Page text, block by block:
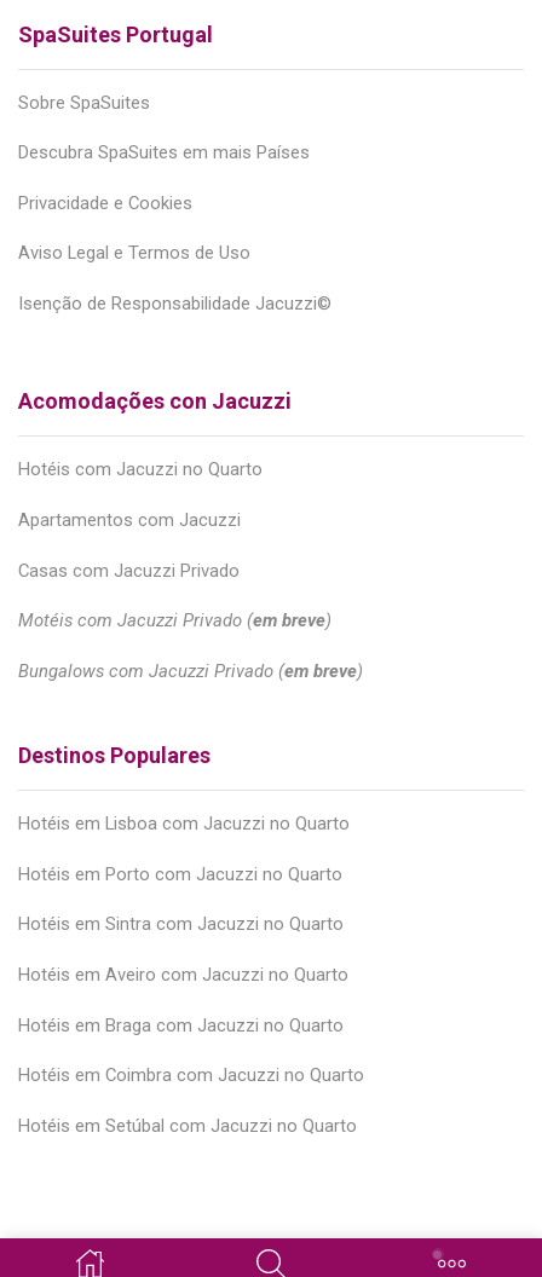
SpaSuites Portugal
Sobre SpaSuites
Descubra SpaSuites em mais Países
Privacidade e Cookies
Aviso Legal e Termos de Uso
Isenção de Responsabilidade Jacuzzi©
Acomodações con Jacuzzi
Hotéis com Jacuzzi no Quarto
Apartamentos com Jacuzzi
Casas com Jacuzzi Privado
Motéis com Jacuzzi Privado (em breve)
Bungalows com Jacuzzi Privado (em breve)
Destinos Populares
Hotéis em Lisboa com Jacuzzi no Quarto
Hotéis em Porto com Jacuzzi no Quarto
Hotéis em Sintra com Jacuzzi no Quarto
Hotéis em Aveiro com Jacuzzi no Quarto
Hotéis em Braga com Jacuzzi no Quarto
Hotéis em Coimbra com Jacuzzi no Quarto
Hotéis em Setúbal com Jacuzzi no Quarto